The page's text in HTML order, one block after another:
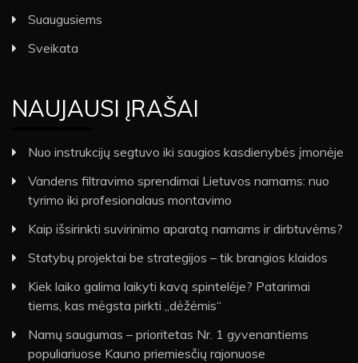
Suaugusiems
Sveikata
NAUJAUSI ĮRAŠAI
Nuo instrukcijų segtuvo iki saugios kasdienybės įmonėje
Vandens filtravimo sprendimai Lietuvos namams: nuo
tyrimo iki profesionalaus montavimo
Kaip išsirinkti suvirinimo aparatą namams ir dirbtuvėms?
Statybų projektai be strategijos – tik brangios klaidos
Kiek laiko galima laikyti kavą spintelėje? Patarimai
tiems, kas mėgsta pirkti „dėžėmis“
Namų saugumas – prioritetas Nr. 1 gyvenantiems
populiariuose Kauno priemiesčių rajonuose